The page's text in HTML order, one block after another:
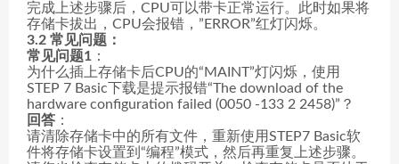
完成上述步骤后，CPU可以带卡正常运行。此时如果将
存储卡拔出，CPU会报错，”ERROR”红灯闪烁。
3.2 常见问题：
常见问题1 ：
为什么插上存储卡后CPU的“MAINT”灯闪烁，使用
STEP 7 Basic下载是提示报错“The download of the
hardware configuration failed (0050 -133 2 2458)”？
回答 ：
请清除存储卡中的所有文件，重新使用STEP7 Basic软
件将存储卡设置到“编程”模式，然后再重复上述步骤。